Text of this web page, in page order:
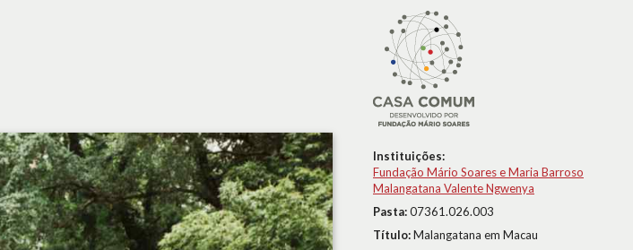
Instituições:
Fundação Mário Soares e Maria Barroso
Malangatana Valente Ngwenya
Pasta:07361.026.003
Título:Malangatana em Macau